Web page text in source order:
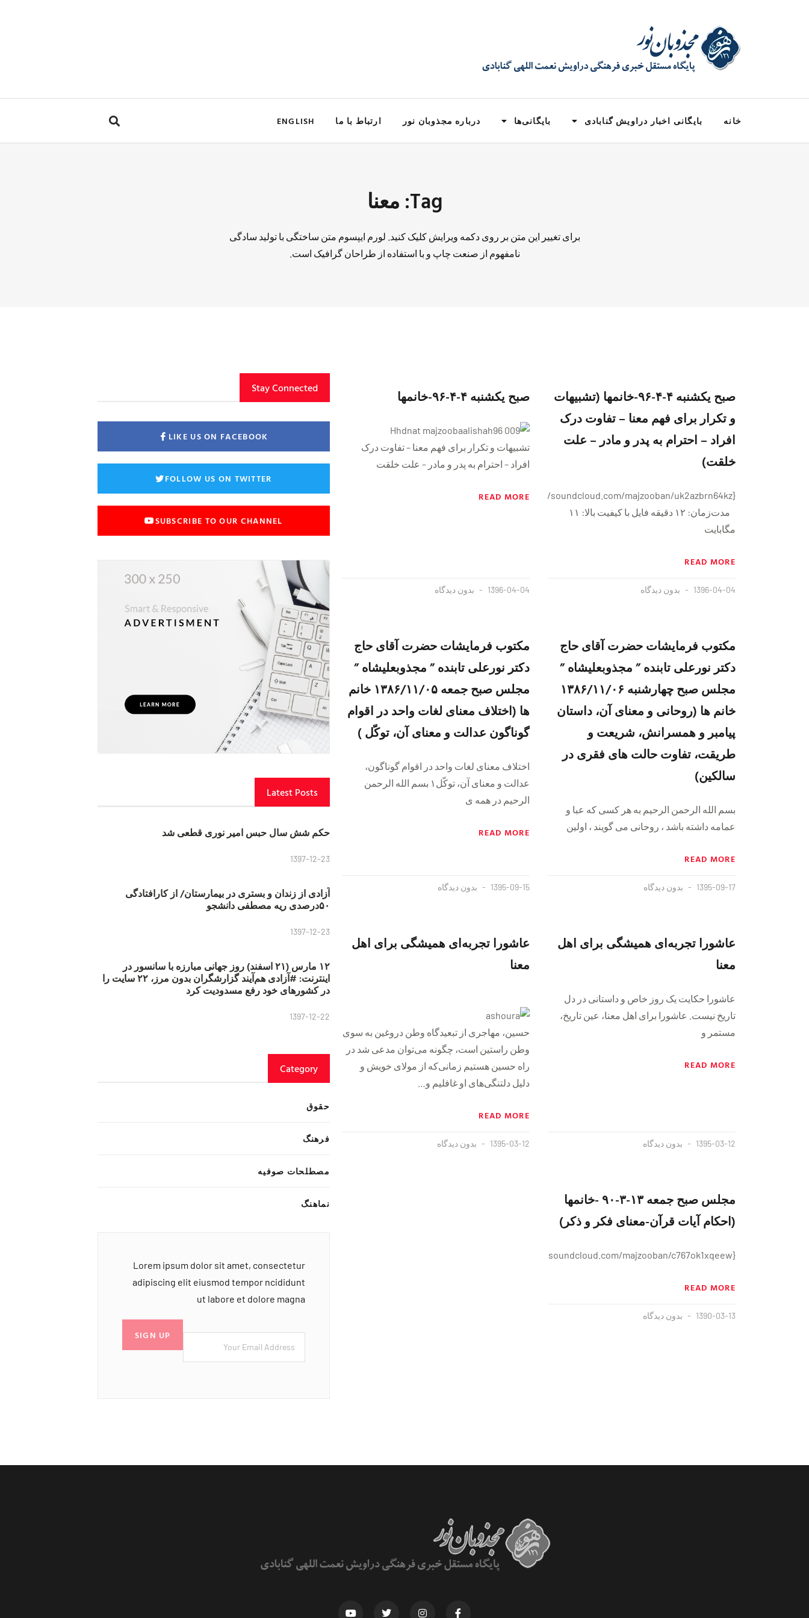
خانه بایگانی اخبار دراویش گنابادی بایگانی‌ها درباره مجذوبان نور ارتباط با ما ENGLISH
Tag: معنا
برای تغییر این متن بر روی دکمه ویرایش کلیک کنید. لورم ایپسوم متن ساختگی با تولید سادگی
نامفهوم از صنعت چاپ و با استفاده از طراحان گرافیک است.
صبح یکشنبه ۴-۴-٩۶-خانمها (تشبیهات
و تکرار برای فهم معنا – تفاوت درک
افراد – احترام به پدر و مادر – علت
خلقت)
{https://soundcloud.com/majzooban/uk2azbrn64kz}
مدت‌زمان: ۱۲ دقيقه فايل با کیفیت بالا: ۱۱
مگابایت
READ MORE
1396-04-04 بدون دیدگاه
صبح یکشنبه ۴-۴-٩۶-خانمها
تشبیهات و تکرار برای فهم معنا – تفاوت درک
افراد – احترام به پدر و مادر – علت خلقت
READ MORE
1396-04-04 بدون دیدگاه
مکتوب فرمایشات حضرت آقای حاج
دکتر نورعلی تابنده ” مجذوبعلیشاه ”
مجلس صبح چهارشنبه ۱۳۸۶/۱۱/۰۶
خانم ها (روحانی و معنای آن، داستان
پیامبر و همسرانش، شریعت و
طریقت، تفاوت حالت های فقری در
سالکین)
بسم الله الرحمن الرحیم به هر کسی که عبا و
عمامه داشته باشد ، روحانی می گویند ، اولین
READ MORE
1395-09-17 بدون دیدگاه
مکتوب فرمایشات حضرت آقای حاج
دکتر نورعلی تابنده ” مجذوبعلیشاه ”
مجلس صبح جمعه ۱۳۸۶/۱۱/۰۵ خانم
ها (اختلاف معنای لغات واحد در اقوام
گوناگون عدالت و معنای آن، توکّل )
اختلاف معنای لغات واحد در اقوام گوناگون،
عدالت و معنای آن، توکّل۱ بسم الله الرحمن
الرحیم در همه ی
READ MORE
1395-09-15 بدون دیدگاه
عاشورا تجربه‌ای همیشگی برای اهل
معنا
عاشورا حکایت یک روز خاص و داستانی در دل
تاریخ نیست. عاشورا برای اهل معنا، عین تاریخ،
مستمر و
READ MORE
1395-03-12 بدون دیدگاه
عاشورا تجربه‌ای همیشگی برای اهل
معنا
حسین، مهاجری از تبعیدگاه وطن دروغین به سوی
وطن راستین است، چگونه می‌توان مدعی شد در
راه حسین هستیم زمانی‌که از مولای خویش و
دلیل دلتنگی‌های او غافلیم و…
READ MORE
1395-03-12 بدون دیدگاه
مجلس صبح جمعه ۱۳-۳-۹۰ -خانمها
(احکام آیات قرآن-معنای فکر و ذکر)
{https://soundcloud.com/majzooban/c767ok1xqeew}
READ MORE
1390-03-13 بدون دیدگاه
Stay Connected
LIKE US ON FACEBOOK
FOLLOW US ON TWITTER
SUBSCRIBE TO OUR CHANNEL
Latest Posts
حکم شش سال حبس امیر نوری قطعی شد
1397-12-23
آزادی از زندان و بستری در بیمارستان/ از کارافتادگی
۵۰درصدی ریه مصطفی دانشجو
1397-12-23
۱۲ مارس (۲۱ اسفند) روز جهانی مبارزه با سانسور در
اینترنت: #آزادی هم‌آیند گزارشگران‌ بدون مرز، ۲۲ سایت را
در کشورهای خود رفع مسدودیت کرد
1397-12-22
Category
حقوق
فرهنگ
مصطلحات صوفیه
نماهنگ
Lorem ipsum dolor sit amet, consectetur
adipiscing elit eiusmod tempor ncididunt
ut labore et dolore magna
SIGN UP